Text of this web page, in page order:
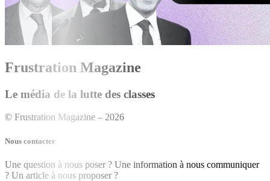
Frustration Magazine
Le média de la lutte des classes
© Frustration Magazine – 2026
Nous contacter
Une question à nous poser ? Une information à nous communiquer
? Un article à nous proposer ?